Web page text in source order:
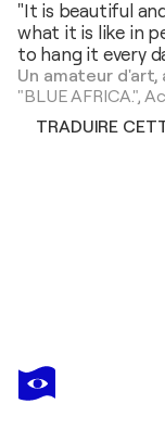
"It is beautiful
what it is like in
to hang it every
Un amateur
"BLUE AFRICA.",
TRADUIRE
MARCOS ZRIHEN
GAMINS EN LIGNE